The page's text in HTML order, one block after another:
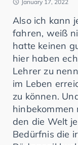
January 17, 2022
Also ich kann
fahren, weiß
hatte keinen
hier haben
Lehrer zu
im Leben
zu können.
hinbekommen
den die Welt
Bedürfnis die